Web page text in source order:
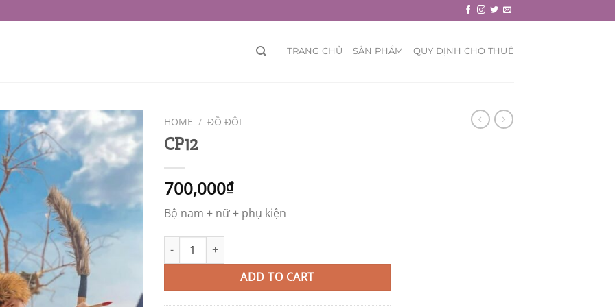
TRANG CHỦ SẢN PHẨM QUY ĐỊNH CHO THUÊ
HOME / ĐỒ ĐÔI
CP12
700,000₫
Bộ nam + nữ + phụ kiện
CP12 quantity
ADD TO CART